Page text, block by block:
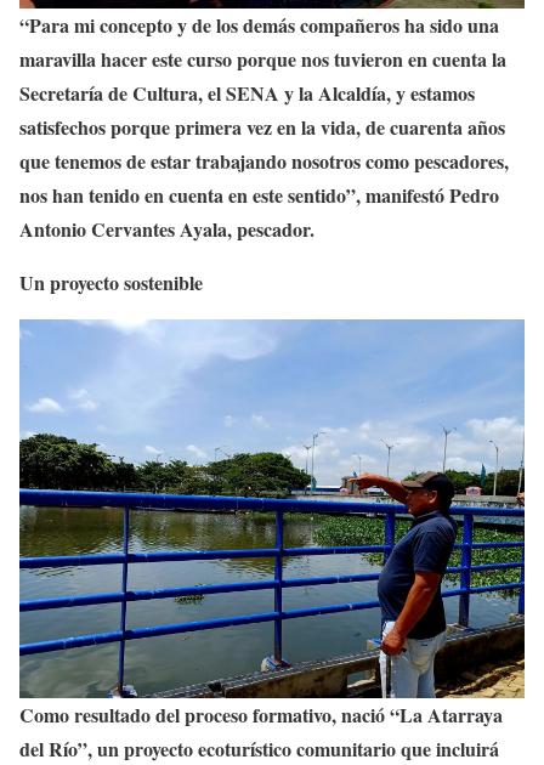
“Para mi concepto y de los demás compañeros ha sido una
maravilla hacer este curso porque nos tuvieron en cuenta la
Secretaría de Cultura, el SENA y la Alcaldía, y estamos
satisfechos porque primera vez en la vida, de cuarenta años
que tenemos de estar trabajando nosotros como pescadores,
nos han tenido en cuenta en este sentido”, manifestó Pedro
Antonio Cervantes Ayala, pescador.
Un proyecto sostenible
Como resultado del proceso formativo, nació “La Atarraya
del Río”, un proyecto ecoturístico comunitario que incluirá